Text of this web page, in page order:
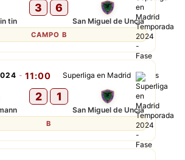
tin
3 6
San Miguel de Uncia
CAMPO B
Superliga en Madrid
- 11:00
2 1
San Miguel de Uncia
B